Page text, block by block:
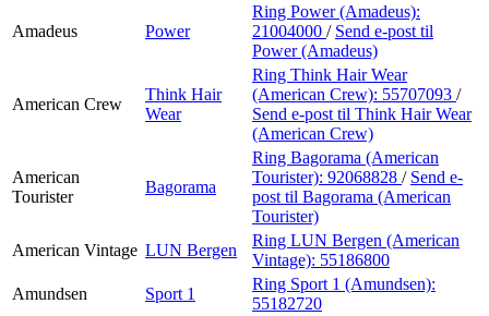
Amadeus Power
Ring Power (Amadeus):
21004000 / Send e-post til
Power (Amadeus)
American Crew
Think Hair
Wear
Ring Think Hair Wear
(American Crew): 55707093 /
Send e-post til Think Hair Wear
(American Crew)
American
Tourister
Bagorama
Ring Bagorama (American
Tourister): 92068828 / Send e-
post til Bagorama (American
Tourister)
American Vintage LUN Bergen
Ring LUN Bergen (American
Vintage): 55186800
Amundsen
Sport 1
Ring Sport 1 (Amundsen):
55182720